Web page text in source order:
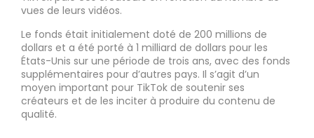
vues de leurs vidéos.
Le fonds était initialement doté de 200 millions de
dollars et a été porté à 1 milliard de dollars pour les
États-Unis sur une période de trois ans, avec des fonds
supplémentaires pour d’autres pays. Il s’agit d’un
moyen important pour TikTok de soutenir ses
créateurs et de les inciter à produire du contenu de
qualité.